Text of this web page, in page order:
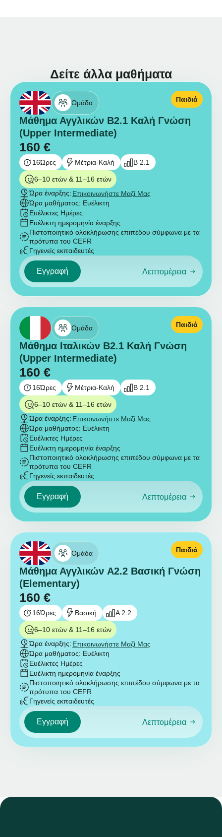
Δείτε άλλα μαθήματα
Ομάδα
Μάθημα Αγγλικών B2.1 Καλή Γνώση
(Upper Intermediate)
160 €
Παιδιά
16Ώρες Μέτρια-Καλή B 2.1
6–10 ετών & 11–16 ετών
Ώρα έναρξης: Επικοινωνήστε Μαζί Μας
Ώρα μαθήματος: Ευέλικτη
Ευέλικτες Ημέρες
Ευέλικτη ημερομηνία έναρξης
Πιστοποιητικό ολοκλήρωσης επιπέδου σύμφωνα με τα
πρότυπα του CEFR
Γηγενείς εκπαιδευτές
Εγγραφή Λεπτομέρεια
Ομάδα
Μάθημα Ιταλικών B2.1 Καλή Γνώση
(Upper Intermediate)
160 €
Παιδιά
16Ώρες Μέτρια-Καλή B 2.1
6–10 ετών & 11–16 ετών
Ώρα έναρξης: Επικοινωνήστε Μαζί Μας
Ώρα μαθήματος: Ευέλικτη
Ευέλικτες Ημέρες
Ευέλικτη ημερομηνία έναρξης
Πιστοποιητικό ολοκλήρωσης επιπέδου σύμφωνα με τα
πρότυπα του CEFR
Γηγενείς εκπαιδευτές
Εγγραφή Λεπτομέρεια
Ομάδα
Μάθημα Αγγλικών A2.2 Βασική Γνώση
(Elementary)
160 €
Παιδιά
16Ώρες Βασική A 2.2
6–10 ετών & 11–16 ετών
Ώρα έναρξης: Επικοινωνήστε Μαζί Μας
Ώρα μαθήματος: Ευέλικτη
Ευέλικτες Ημέρες
Ευέλικτη ημερομηνία έναρξης
Πιστοποιητικό ολοκλήρωσης επιπέδου σύμφωνα με τα
πρότυπα του CEFR
Γηγενείς εκπαιδευτές
Εγγραφή Λεπτομέρεια